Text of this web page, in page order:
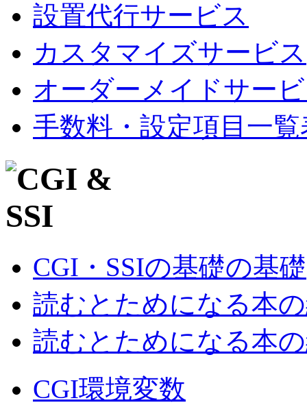
設置代行サービス
カスタマイズサービス
オーダーメイドサー
手数料・設定項目一覧
CGI・SSIの基礎の基礎
読むとためになる本
読むとためになる本
CGI環境変数